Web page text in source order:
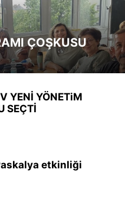
ÇOŞKUSU
YENİ YÖNETiM
SEÇTİ
etkinliği